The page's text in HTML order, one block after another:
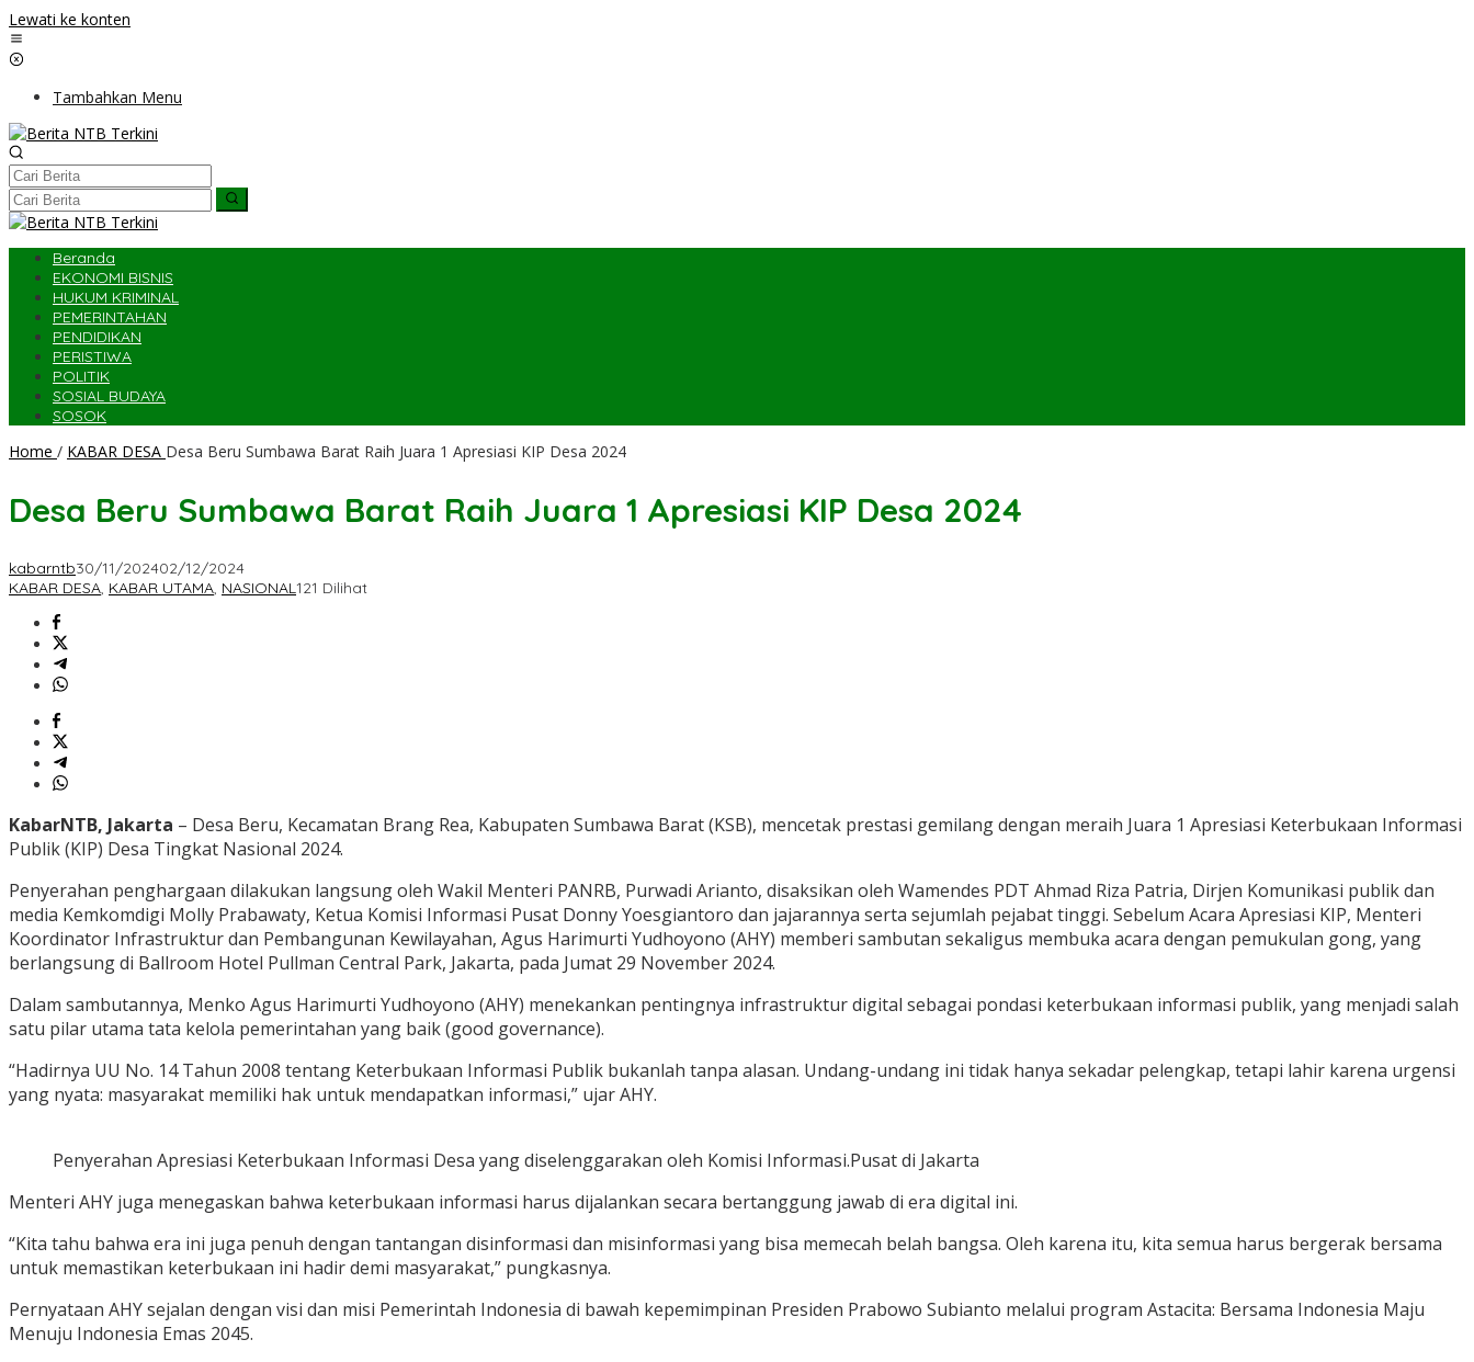
Lewati ke konten
Tambahkan Menu
Beranda
EKONOMI BISNIS
HUKUM KRIMINAL
PEMERINTAHAN
PENDIDIKAN
PERISTIWA
POLITIK
SOSIAL BUDAYA
SOSOK
Home / KABAR DESA Desa Beru Sumbawa Barat Raih Juara 1 Apresiasi KIP Desa 2024
Desa Beru Sumbawa Barat Raih Juara 1 Apresiasi KIP Desa 2024
kabarntb30/11/202402/12/2024
KABAR DESA, KABAR UTAMA, NASIONAL121 Dilihat
KabarNTB, Jakarta – Desa Beru, Kecamatan Brang Rea, Kabupaten Sumbawa Barat (KSB), mencetak prestasi gemilang dengan meraih Juara 1 Apresiasi Keterbukaan Informasi
Publik (KIP) Desa Tingkat Nasional 2024.
Penyerahan penghargaan dilakukan langsung oleh Wakil Menteri PANRB, Purwadi Arianto, disaksikan oleh Wamendes PDT Ahmad Riza Patria, Dirjen Komunikasi publik dan
media Kemkomdigi Molly Prabawaty, Ketua Komisi Informasi Pusat Donny Yoesgiantoro dan jajarannya serta sejumlah pejabat tinggi. Sebelum Acara Apresiasi KIP, Menteri
Koordinator Infrastruktur dan Pembangunan Kewilayahan, Agus Harimurti Yudhoyono (AHY) memberi sambutan sekaligus membuka acara dengan pemukulan gong, yang
berlangsung di Ballroom Hotel Pullman Central Park, Jakarta, pada Jumat 29 November 2024.
Dalam sambutannya, Menko Agus Harimurti Yudhoyono (AHY) menekankan pentingnya infrastruktur digital sebagai pondasi keterbukaan informasi publik, yang menjadi salah
satu pilar utama tata kelola pemerintahan yang baik (good governance).
“Hadirnya UU No. 14 Tahun 2008 tentang Keterbukaan Informasi Publik bukanlah tanpa alasan. Undang-undang ini tidak hanya sekadar pelengkap, tetapi lahir karena urgensi
yang nyata: masyarakat memiliki hak untuk mendapatkan informasi,” ujar AHY.
Penyerahan Apresiasi Keterbukaan Informasi Desa yang diselenggarakan oleh Komisi Informasi.Pusat di Jakarta
Menteri AHY juga menegaskan bahwa keterbukaan informasi harus dijalankan secara bertanggung jawab di era digital ini.
“Kita tahu bahwa era ini juga penuh dengan tantangan disinformasi dan misinformasi yang bisa memecah belah bangsa. Oleh karena itu, kita semua harus bergerak bersama
untuk memastikan keterbukaan ini hadir demi masyarakat,” pungkasnya.
Pernyataan AHY sejalan dengan visi dan misi Pemerintah Indonesia di bawah kepemimpinan Presiden Prabowo Subianto melalui program Astacita: Bersama Indonesia Maju
Menuju Indonesia Emas 2045.